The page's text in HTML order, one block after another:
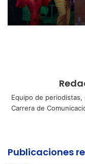
Equipo de
Carrera de
Publicaciones